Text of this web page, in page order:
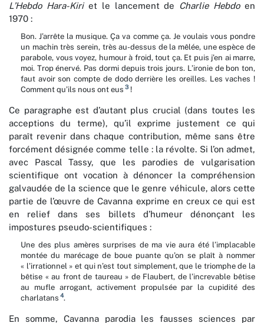
L’Hebdo Hara-Kiriet le lancement de Charlie Hebdoen
1970 :
Bon. J’arrête la musique. Ça va comme ça. Je voulais vous pondre
un machin très serein, très au-dessus de la mêlée, une espèce de
parabole, vous voyez, humour à froid, tout ça. Et puis j’en ai marre,
moi. Trop énervé. Pas dormi depuis trois jours. L’ironie de bon ton,
faut avoir son compte de dodo derrière les oreilles. Les vaches !
Comment qu’ils nous ont eus 3!
Ce paragraphe est d’autant plus crucial (dans toutes les
acceptions du terme), qu’il exprime justement ce qui
paraît revenir dans chaque contribution, même sans être
forcément désignée comme telle : la révolte. Si l’on admet,
avec Pascal Tassy, que les parodies de vulgarisation
scientifique ont vocation à dénoncer la compréhension
galvaudée de la science que le genre véhicule, alors cette
partie de l’œuvre de Cavanna exprime en creux ce qui est
en relief dans ses billets d’humeur dénonçant les
impostures pseudo-scientifiques :
Une des plus amères surprises de ma vie aura été l’implacable
montée du marécage de boue puante qu’on se plaît à nommer
« l’irrationnel » et qui n’est tout simplement, que le triomphe de la
bêtise « au front de taureau » de Flaubert, de l’increvable bêtise
au mufle arrogant, activement propulsée par la cupidité des
charlatans 4.
En somme, Cavanna parodia les fausses sciences par